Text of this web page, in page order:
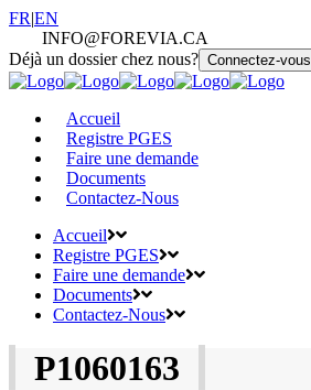
FRlangue
actuelle
|EN
INFO@FOREVIA.CA
Déjà un dossier chez nous? Connectez-vous
Accueil
Registre PGES
Faire une demande
Documents
Contactez-Nous
Accueil
Registre PGES
Faire une demande
Documents
Contactez-Nous
P1060163